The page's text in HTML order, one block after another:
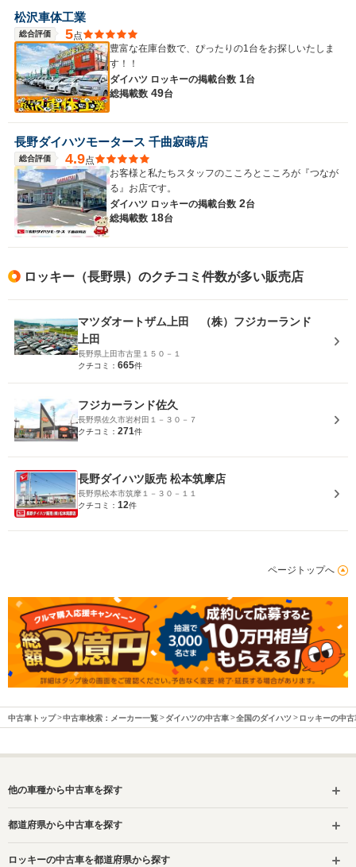
松沢車体工業
総合評価 5点
豊富な在庫台数で、ぴったりの1台をお探しいたしま
す！！
ダイハツ ロッキーの掲載台数 1台
総掲載数 49台
長野ダイハツモータース 千曲寂蒔店
総合評価 4.9点
お客様と私たちスタッフのこころとこころが『つなが
る』お店です。
ダイハツ ロッキーの掲載台数 2台
総掲載数 18台
ロッキー（長野県）のクチコミ件数が多い販売店
マツダオートザム上田 （株）フジカーランド
上田
長野県上田市古里１５０－１
クチコミ： 665件
フジカーランド佐久
長野県佐久市岩村田１－３０－７
クチコミ： 271件
長野ダイハツ販売 松本筑摩店
長野県松本市筑摩１－３０－１１
クチコミ： 12件
ページトップへ
中古車トップ 中古車検索：メーカー一覧 ダイハツの中古車 全国のダイハツ ロッキーの中古
他の車種から中古車を探す
都道府県から中古車を探す
ロッキーの中古車を都道府県から探す